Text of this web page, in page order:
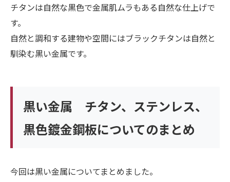
チタンは自然な黒色で金属肌ムラもある自然な仕上げで
す。
自然と調和する建物や空間にはブラックチタンは自然と
馴染む黒い金属です。
黒い金属 チタン、ステンレス、
黒色鍍金鋼板についてのまとめ
今回は黒い金属についてまとめました。